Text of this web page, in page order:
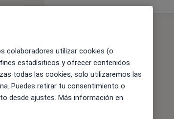
colaboradores utilizar cookies (o
estadísiticos y ofrecer contenidos
todas las cookies, solo utilizaremos las
Puedes retirar tu consentimiento o
desde ajustes. Más información en